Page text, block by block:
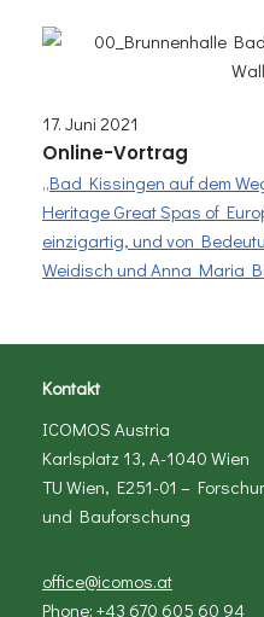
17. Juni 2021
Online-Vortrag
„Bad Kissingen auf dem
Heritage Great Spas of
einzigartig, und von
Weidisch und Anna Maria
Kontakt
ICOMOS Austria
Karlsplatz 13, A-1040 Wien
TU Wien, E251-01 –
und Bauforschung
office@icomos.at
Phone: +43 670 605 60 94